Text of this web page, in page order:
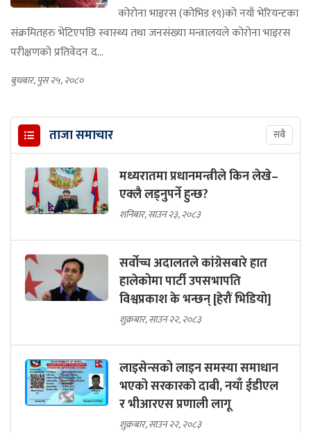
कोरोना भाइरस (कोभिड १९)को नयाँ भेरियन्टका
संक्रमितहरु भेटिएपछि स्वास्थ्य तथा जनसंख्या मन्त्रालयले कोरोना भाइरस
परीक्षणको प्रतिवेदन द...
बुधबार, पुस २५, २०८०
ताजा समाचार सबै
मध्यरातमा प्रधानमन्त्रीले किन लेखे–
एक्लै लड्नुपर्ने हुन्छ?
शनिबार, साउन २३, २०८३
सर्वोच्च अदालतले कांग्रेसबारे हात
हालेकोमा पार्टी उपसभापति
विश्वप्रकाश के भन्छन् [हेरौं भिडियो]
शुक्रबार, साउन २२, २०८३
लाइसेन्सको लाइन समस्या समाधान
भएको सरकारको दाबी, नयाँ ईडीएल
र भीआरएस प्रणाली लागू
शुक्रबार, साउन २२, २०८३